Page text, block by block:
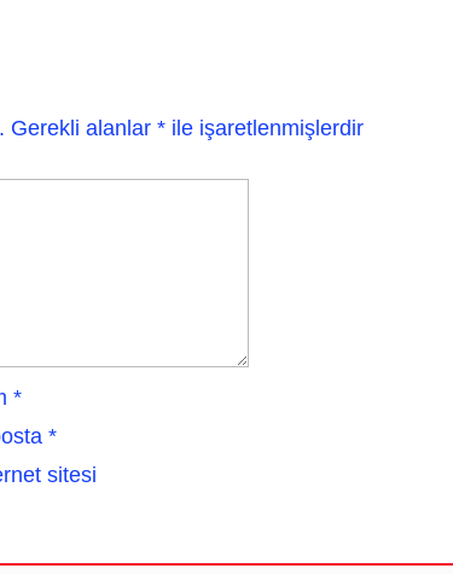
Gerekli alanlar * ile işaretlenmişlerdir
*
*
sitesi